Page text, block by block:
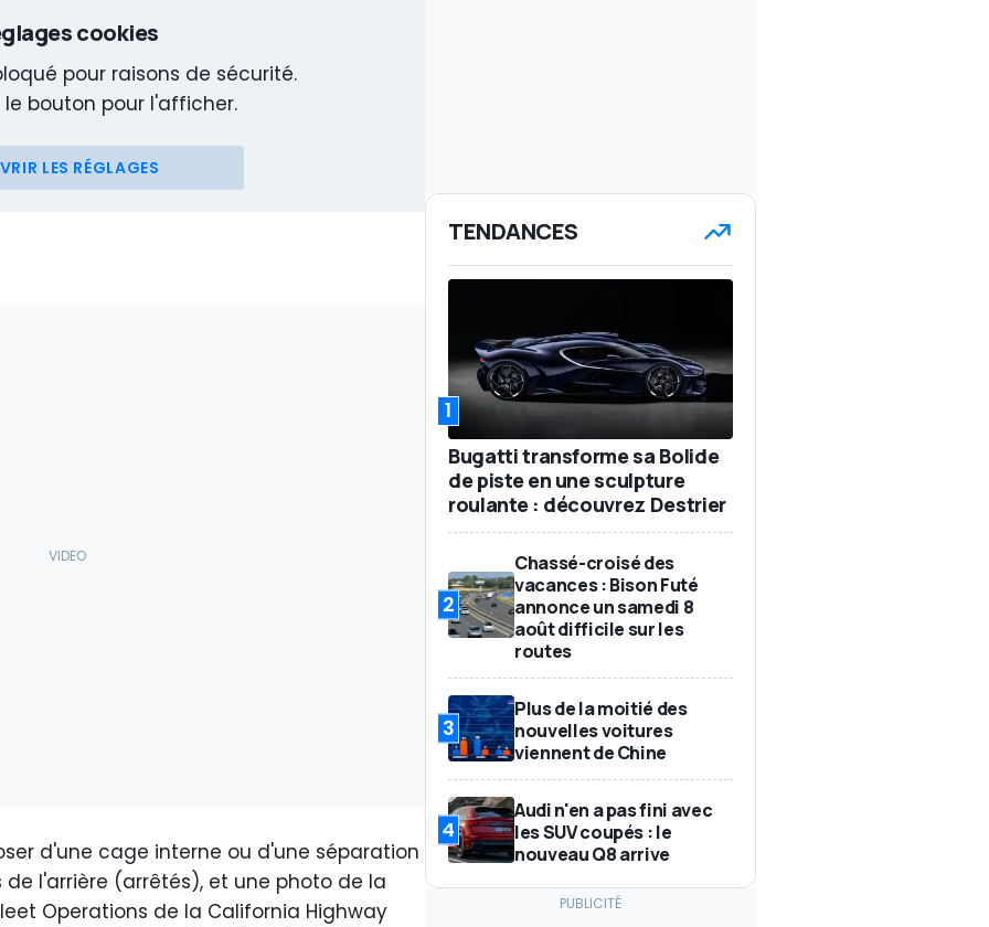
cookies
pour raisons de sécurité.
le bouton pour l'afficher.
LES RÉGLAGES
d'une cage interne ou d'une séparation
l'arrière (arrêtés), et une photo de la
Operations de la California Highway
TENDANCES
1
Bugatti transforme sa Bolide
de piste en une sculpture
roulante : découvrez Destrier
2
Chassé-croisé des
vacances : Bison Futé
annonce un samedi 8
août difficile sur les
routes
3
Plus de la moitié des
nouvelles voitures
viennent de Chine
4
Audi n'en a pas fini avec
les SUV coupés : le
nouveau Q8 arrive